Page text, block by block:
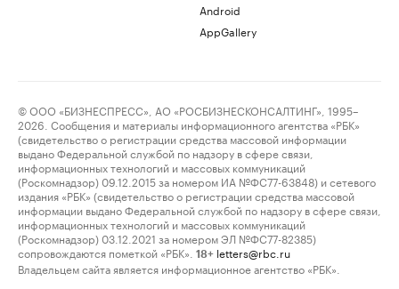
Android
AppGallery
© ООО «БИЗНЕСПРЕСС», АО «РОСБИЗНЕСКОНСАЛТИНГ», 1995–
2026. Сообщения и материалы информационного агентства «РБК»
(свидетельство о регистрации средства массовой информации
выдано Федеральной службой по надзору в сфере связи,
информационных технологий и массовых коммуникаций
(Роскомнадзор) 09.12.2015 за номером ИА №ФС77-63848) и сетевого
издания «РБК» (свидетельство о регистрации средства массовой
информации выдано Федеральной службой по надзору в сфере связи,
информационных технологий и массовых коммуникаций
(Роскомнадзор) 03.12.2021 за номером ЭЛ №ФС77-82385)
сопровождаются пометкой «РБК».
18+ letters@rbc.ru
Владельцем сайта является информационное агентство «РБК».